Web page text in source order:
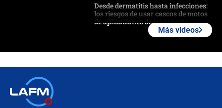
Desde dermatitis hasta infecciones:
los riesgos de usar cascos de motos
de aplicaciones de transporte
Más videos